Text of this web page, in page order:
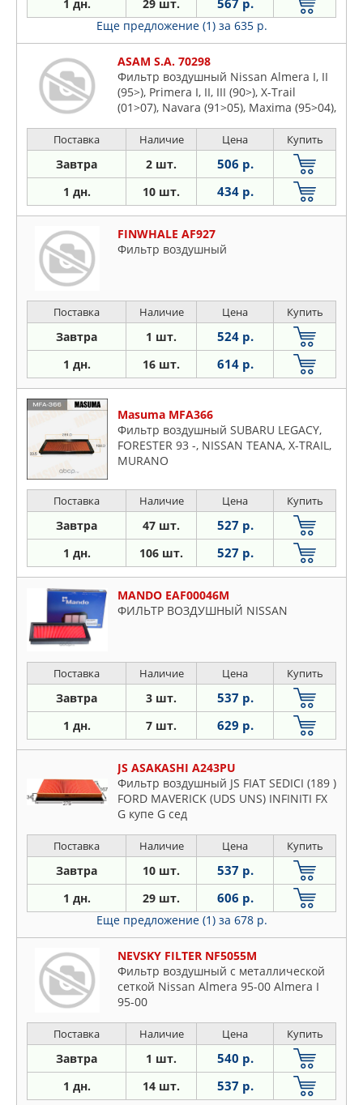
1 дн. 29 шт.
Еще предложение (1) за 635 р.
ASAM S.A. 70298
Фильтр воздушный Nissan Almera I, II
(95>), Primera I, II, III (90>), X-Trail
(01>07), Navara (91>05), Maxima (95>04),
Forester (97>08), Impreza I, II, (95>07),
Legacy I, II (91>04)
Поставка Наличие Цена Купить
Завтра 2 шт. 506 р.
1 дн. 10 шт. 434 р.
FINWHALE AF927
Фильтр воздушный
Поставка Наличие Цена Купить
Завтра 1 шт. 524 р.
1 дн. 16 шт. 614 р.
Masuma MFA366
Фильтр воздушный SUBARU LEGACY,
FORESTER 93 -, NISSAN TEANA, X-TRAIL,
MURANO
Поставка Наличие Цена Купить
Завтра 47 шт. 527 р.
1 дн. 106 шт. 527 р.
MANDO EAF00046M
ФИЛЬТР ВОЗДУШНЫЙ NISSAN
Поставка Наличие Цена Купить
Завтра 3 шт. 537 р.
1 дн. 7 шт. 629 р.
JS ASAKASHI A243PU
Фильтр воздушный JS FIAT SEDICI (189 )
FORD MAVERICK (UDS UNS) INFINITI FX
G купе G сед
Поставка Наличие Цена Купить
Завтра 10 шт. 537 р.
1 дн. 29 шт. 606 р.
Еще предложение (1) за 678 р.
NEVSKY FILTER NF5055M
Фильтр воздушный с металлической
сеткой Nissan Almera 95-00 Almera I
95-00
Поставка Наличие Цена Купить
Завтра 1 шт. 540 р.
1 дн. 14 шт. 537 р.